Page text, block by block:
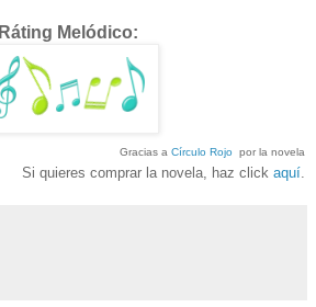
Ráting Melódico:
Gracias a Círculo Rojo por la novela
Si quieres comprar la novela, haz click aquí.